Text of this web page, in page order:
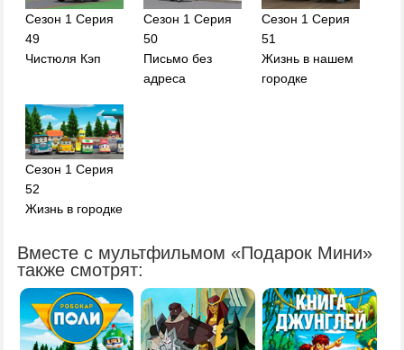
Сезон 1 Серия
49
Чистюля Кэп
Сезон 1 Серия
50
Письмо без
адреса
Сезон 1 Серия
51
Жизнь в нашем
городке
Сезон 1 Серия
52
Жизнь в городке
Вместе с мультфильмом «Подарок Мини»
также смотрят: